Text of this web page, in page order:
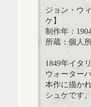
ジョン・ウ
ケ】
制作年：
所蔵：個人
1849年イタ
ウォーター
本作に描か
シュケです